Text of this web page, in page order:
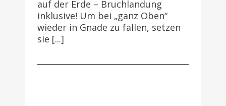
auf der Erde – Bruchlandung
inklusive! Um bei „ganz Oben“
wieder in Gnade zu fallen, setzen
sie [...]